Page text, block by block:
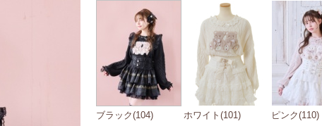
ブラック(104) ホワイト(101) ピンク(110)